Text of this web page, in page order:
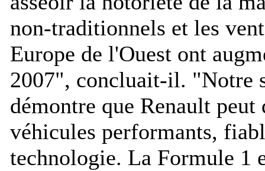
non-traditionnels et les
Europe de l'Ouest ont
2007", concluait-il. "Notre
démontre que Renault peut
véhicules performants,
technologie. La Formule 1